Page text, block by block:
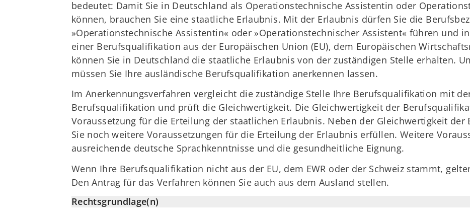
bedeutet: Damit Sie in Deutschland als Operationstechnische Assistentin oder
können, brauchen Sie eine staatliche Erlaubnis. Mit der Erlaubnis dürfen Sie die
»Operationstechnische Assistentin« oder »Operationstechnischer Assistent« führen und
einer Berufsqualifikation aus der Europäischen Union (EU), dem Europäischen
können Sie in Deutschland die staatliche Erlaubnis von der zuständigen Stelle erhalten.
müssen Sie Ihre ausländische Berufsqualifikation anerkennen lassen.
Im Anerkennungsverfahren vergleicht die zuständige Stelle Ihre Berufsqualifikation mit
Berufsqualifikation und prüft die Gleichwertigkeit. Die Gleichwertigkeit der
Voraussetzung für die Erteilung der staatlichen Erlaubnis. Neben der Gleichwertigkeit
Sie noch weitere Voraussetzungen für die Erteilung der Erlaubnis erfüllen. Weitere
ausreichende deutsche Sprachkenntnisse und die gesundheitliche Eignung.
Wenn Ihre Berufsqualifikation nicht aus der EU, dem EWR oder der Schweiz stammt,
Den Antrag für das Verfahren können Sie auch aus dem Ausland stellen.
Rechtsgrundlage(n)